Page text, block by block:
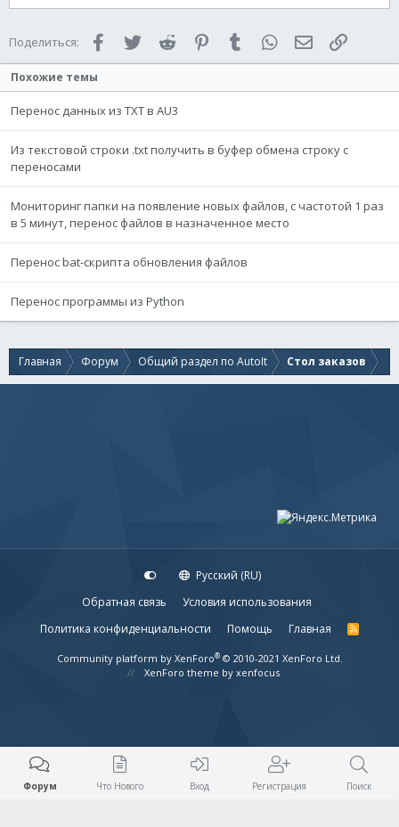
Поделиться: FacebookTwitter Reddit PinterestTumblr WhatsAppЭлектронная
Похожие темы
Перенос данных из ТХТ в AU3
Из текстовой строки .txt получить в буфер обмена строку с
переносами
Мониторинг папки на появление новых файлов, с частотой 1 раз
в 5 минут, перенос файлов в назначенное место
Перенос bat-скрипта обновления файлов
Перенос программы из Python
Главная Форум Общий раздел по AutoIt Стол заказов
Русский (RU)
Обратная связь
Условия использования
Политика конфиденциальности
Помощь Главная
R
S
Community platform by XenForo® © 2010-2021 XenForo Ltd.
XenForo theme by xenfocus
Форум Что Нового Вход Регистрация Поиск